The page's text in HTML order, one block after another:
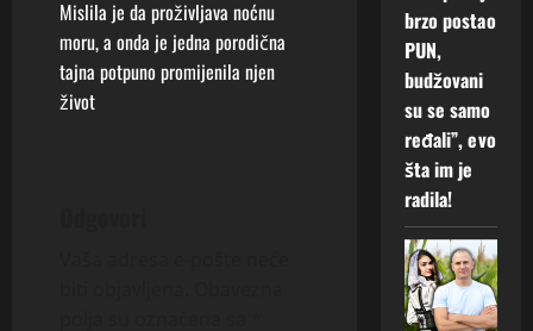
o
s
Mislila je da proživljava noćnu
moru, a onda je jedna porodična
tajna potpuno promijenila njen
život
brzo postao
PUN,
budžovani
su se samo
ređali”, evo
šta im je
radila!